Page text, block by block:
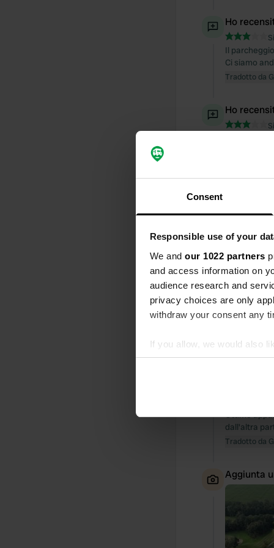
Consent
Responsible use of your
We and our 1022 partners
and access information on
audience research and
privacy choices are only
withdraw your consent any
If you allow, we would also
Collect information
Find out more about how
We use cookies to
information about your use
Ho
Il
Ci siamo
Tradotto da
Ho
Ho
l'ombrello
grande
Tradotto da
Ho
acque
Ottimo
dall'altra
Tradotto da
Aggiunta